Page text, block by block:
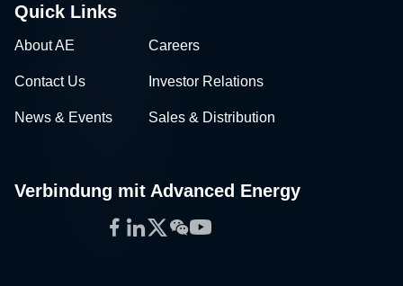
Quick Links
About AE Careers
Contact Us Investor Relations
News & Events Sales & Distribution
Verbindung mit Advanced Energy
Facebook
LinkedIn
Twitter
WeChat
YouTube